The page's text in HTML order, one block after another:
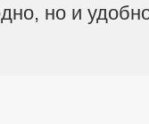
но и